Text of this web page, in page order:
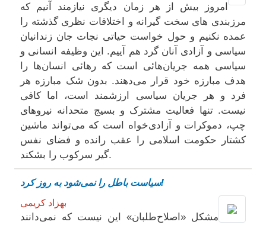
امروز بیش از هر زمان دیگری نیازمند آنیم که
مرزبندی ‌های سخت گیرانه و اختلافات نظری گذشته را
عمده نکنیم و حول خواست حیاتی نجات جان زندانیان
سیاسی و آزادی آنان گرد هم آییم. این وظیفه‌ انسانی و
سیاسی همه جریان‌هائی است که رهائی انسان‌ها را
هدف مبارزه خود قرار می‌دهند. بدون شک مبارزه‌ هر
فرد و هر جریان سیاسی ارزشمند است، اما کافی
نیست. تنها فعالیت مشترک و بسیج متحدانه‌ نیروهای
چپ، دموکرات و آزادی‌خواه است که می‌تواند ماشین
کشتار حکومت اسلامی را عقب رانده و فضای نفس
‌گیر سرکوب را بشکند.
سیاست باطل را نمی‌شود به روز کرد!
بهزاد کریمی
مشکل «اصلاح‌طلبان» این نیست که نمی‌دانند